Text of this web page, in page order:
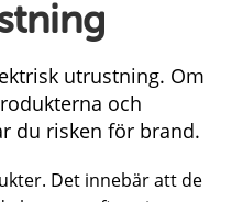
utrustning. Om
och
du risken för brand.
Det innebär att de